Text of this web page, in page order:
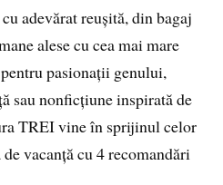
adevărat reușită, din bagaj
alese cu cea mai mare
pasionații genului,
sau nonficțiune inspirată de
TREI vine în sprijinul celor
vacanță cu 4 recomandări